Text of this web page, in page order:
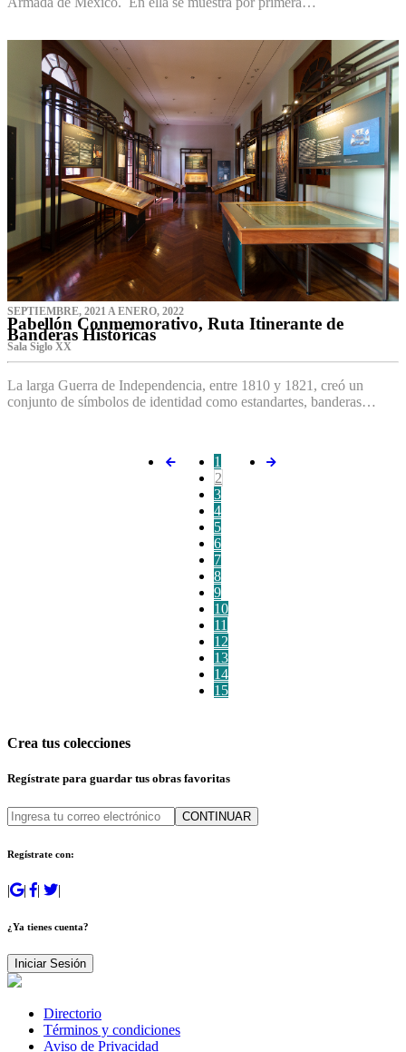
SEPTIEMBRE, 2021 A ENERO, 2022
Pabellón Conmemorativo, Ruta Itinerante de
Banderas Históricas
Sala Siglo XX
La larga Guerra de Independencia, entre 1810 y 1821, creó un
conjunto de símbolos de identidad como estandartes, banderas…
1
2
3
4
5
6
7
8
9
10
11
12
13
14
15
Crea tus colecciones
Regístrate para guardar tus obras favoritas
CONTINUAR
Regístrate con:
| | | |
¿Ya tienes cuenta?
Iniciar Sesión
Directorio
Términos y condiciones
Aviso de Privacidad